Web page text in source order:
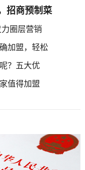
招商预制菜
圈层营销
加盟，轻松
？五大优
值得加盟